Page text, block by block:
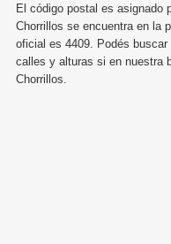
El código postal es asignado
Chorrillos se encuentra en la
oficial es 4409. Podés
calles y alturas si en nuestra
Chorrillos.